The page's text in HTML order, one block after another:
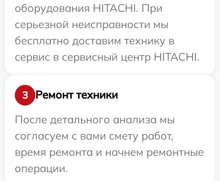
оборудования HITACHI. При
серьезной неисправности мы
бесплатно доставим технику в
сервис в сервисный центр HITACHI.
3
Ремонт техники
После детального анализа мы
согласуем с вами смету работ,
время ремонта и начнем ремонтные
операции.